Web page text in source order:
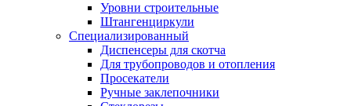
Уровни строительные
Штангенциркули
Специализированный
Диспенсеры для скотча
Для трубопроводов и отопления
Просекатели
Ручные заклепочники